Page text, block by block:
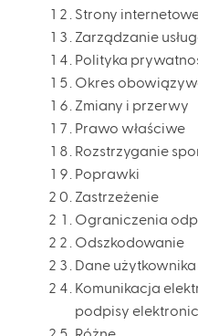
Strony
Zarządzanie
Polityka
Okres
Zmiany i przerwy
Prawo właściwe
Rozstrzyganie
Poprawki
Zastrzeżenie
Ograniczenia
Odszkodowanie
Dane użytkownika
Komunikacja
podpisy